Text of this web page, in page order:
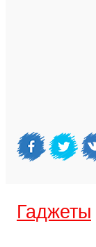
Гаджеты